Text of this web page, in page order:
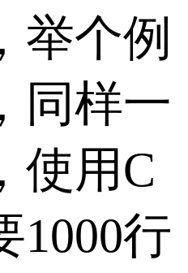
举个例
同样一
使用C
1000行